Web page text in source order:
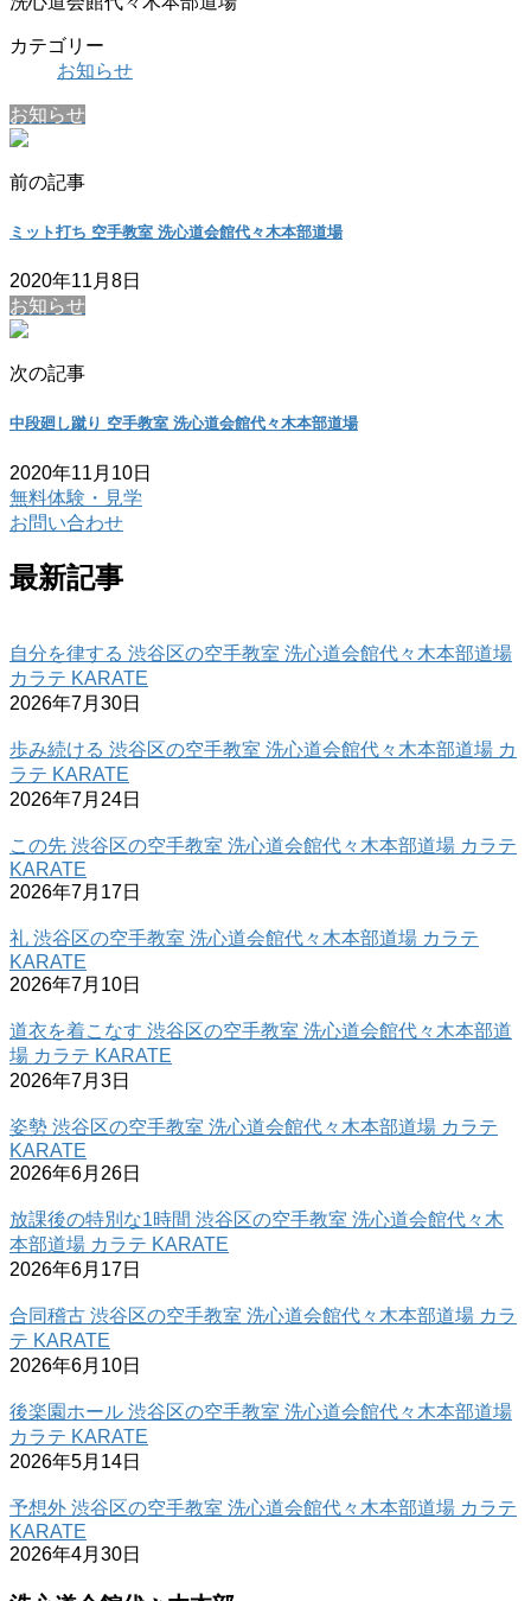
カテゴリー
お知らせ
お知らせ
前の記事
ミット打ち 空手教室 洗心道会館代々木本部道場
2020年11月8日
お知らせ
次の記事
中段廻し蹴り 空手教室 洗心道会館代々木本部道場
2020年11月10日
無料体験・見学
お問い合わせ
最新記事
自分を律する 渋谷区の空手教室 洗心道会館代々木本部道場
カラテ KARATE
2026年7月30日
歩み続ける 渋谷区の空手教室 洗心道会館代々木本部道場 カ
ラテ KARATE
2026年7月24日
この先 渋谷区の空手教室 洗心道会館代々木本部道場 カラテ
KARATE
2026年7月17日
礼 渋谷区の空手教室 洗心道会館代々木本部道場 カラテ
KARATE
2026年7月10日
道衣を着こなす 渋谷区の空手教室 洗心道会館代々木本部道
場 カラテ KARATE
2026年7月3日
姿勢 渋谷区の空手教室 洗心道会館代々木本部道場 カラテ
KARATE
2026年6月26日
放課後の特別な1時間 渋谷区の空手教室 洗心道会館代々木
本部道場 カラテ KARATE
2026年6月17日
合同稽古 渋谷区の空手教室 洗心道会館代々木本部道場 カラ
テ KARATE
2026年6月10日
後楽園ホール 渋谷区の空手教室 洗心道会館代々木本部道場
カラテ KARATE
2026年5月14日
予想外 渋谷区の空手教室 洗心道会館代々木本部道場 カラテ
KARATE
2026年4月30日